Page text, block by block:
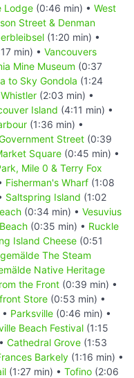
Lodge (0:46 min) • West
Street & Denman
(1:20 min) •
min) • Vancouvers
Mine Museum (0:37
to Sky Gondola (1:24
Whistler (2:03 min) •
Island (4:11 min) •
(1:36 min) •
Street (0:39
Square (0:45 min) •
Mile 0 & Terry Fox
Fisherman's Wharf (1:08
Saltspring Island (1:02
(0:34 min) • Vesuvius
(0:35 min) • Ruckle
Island Cheese (0:51
The Steam
Native Heritage
the Front (0:39 min) •
Store (0:53 min) •
Parksville (0:46 min) •
Beach Festival (1:15
Cathedral Grove (1:53
Barkely (1:16 min) •
(1:27 min) • Tofino (2:06